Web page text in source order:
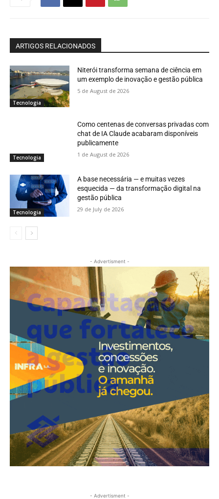
ARTIGOS RELACIONADOS
Tecnologia
Niterói transforma semana de ciência em
um exemplo de inovação e gestão pública
5 de August de 2026
Tecnologia
Como centenas de conversas privadas com
chat de IA Claude acabaram disponíveis
publicamente
1 de August de 2026
Tecnologia
A base necessária — e muitas vezes
esquecida — da transformação digital na
gestão pública
29 de July de 2026
- Advertisment -
- Advertisment -